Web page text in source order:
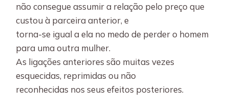
não consegue assumir a relação pelo preço que
custou à parceira anterior, e
torna-se igual a ela no medo de perder o homem
para uma outra mulher.
As ligações anteriores são muitas vezes
esquecidas, reprimidas ou não
reconhecidas nos seus efeitos posteriores.